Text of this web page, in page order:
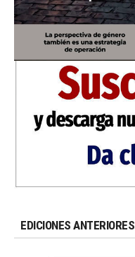
EDICIONES ANTERIORES